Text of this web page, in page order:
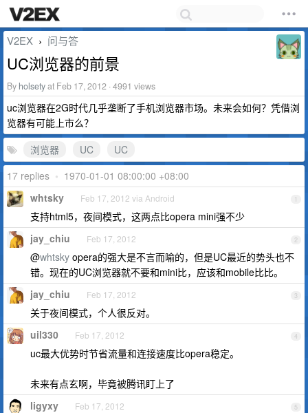
V2EX › 问与答
UC浏览器的前景
By holsetyat Feb 17, 2012 · 4991 views
uc浏览器在2G时代几乎垄断了手机浏览器市场。未来会如何？凭借浏
览器有可能上市么？
浏览器
UC
UC
17 replies • 1970-01-01 08:00:00 +08:00
1
whtsky Feb 17, 2012 via Android
支持html5，夜间模式，这两点比opera mini强不少
2
jay_chiu Feb 17, 2012
@whtsky opera的强大是不言而喻的，但是UC最近的势头也不
错。现在的UC浏览器就不要和mini比，应该和mobile比比。
3
jay_chiu Feb 17, 2012
关于夜间模式，个人很反对。
4
uil330 Feb 17, 2012
uc最大优势时节省流量和连接速度比opera稳定。
未来有点玄啊，毕竟被腾讯盯上了
5
ligyxy Feb 17, 2012